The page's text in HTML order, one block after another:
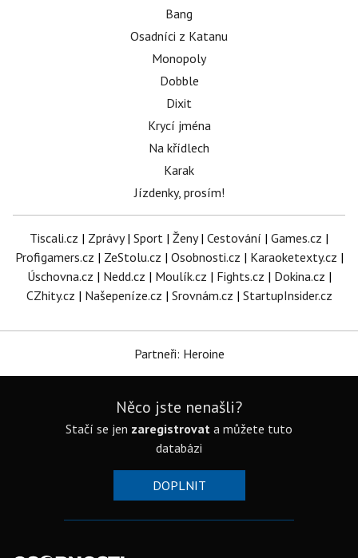
Bang
Osadníci z Katanu
Monopoly
Dobble
Dixit
Krycí jména
Na křídlech
Karak
Jízdenky, prosím!
Tiscali.cz | Zprávy| Sport | Ženy| Cestování | Games.cz |
Profigamers.cz | ZeStolu.cz | Osobnosti.cz | Karaoketexty.cz |
Úschovna.cz | Nedd.cz | Moulík.cz | Fights.cz | Dokina.cz |
CZhity.cz | Našepeníze.cz | Srovnám.cz | StartupInsider.cz
Partneři: Heroine
Něco jste nenašli?
Stačí se jen zaregistrovat a můžete tuto
databázi
DOPLNIT